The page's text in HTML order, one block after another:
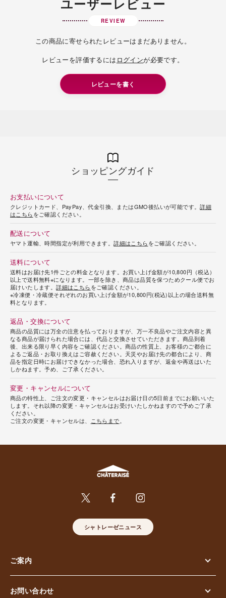
ユーザーレビュー
REVIEW
この商品に寄せられたレビューはまだありません。
レビューを評価するには ログインが必要です。
レビューを書く
ショッピングガイド
お支払いについて
クレジットカード、PayPay、代金引換、またはGMO後払いが可能です。詳細
はこちらをご確認ください。
配送について
ヤマト運輸、時間指定が利用できます。詳細はこちらをご確認ください。
送料について
送料はお届け先1件ごとの料金となります。お買い上げ金額が10,800円（税込）
以上で送料無料※になります。一部を除き、商品は品質を保つためクール便でお
届けいたします。詳細はこちらをご確認ください。
※冷凍便・冷蔵便それぞれのお買い上げ金額が10,800円(税込)以上の場合送料無
料となります。
返品・交換について
商品の品質には万全の注意を払っておりますが、万一不良品やご注文内容と異
なる商品が届けられた場合には、代品と交換させていただきます。商品到着
後、出来る限り早く内容をご確認ください。商品の性質上、お客様のご都合に
よるご返品・お取り換えはご容赦ください。天災やお届け先の都合により、商
品を指定日時にお届けできなかった場合、恐れ入りますが、返金や再送はいた
しかねます。予め、ご了承ください。
変更・キャンセルについて
商品の特性上、ご注文の変更・キャンセルはお届け日の5日前までにお願いいた
します。それ以降の変更・キャンセルはお受けいたしかねますので予めご了承
ください。
ご注文の変更・キャンセルは、
こちらまで
シャトレーゼニュース
ご案内
お問い合わせ